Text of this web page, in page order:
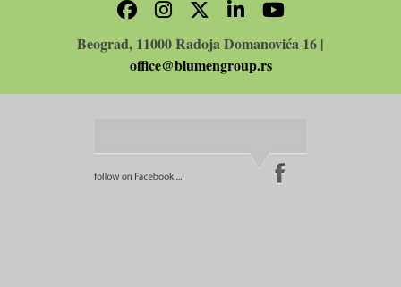
Beograd, 11000 Radoja Domanovića 16 |
office@blumengroup.rs